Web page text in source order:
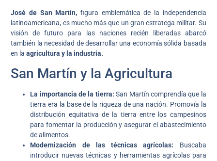
José de San Martín, figura emblemática de la independencia
latinoamericana, es mucho más que un gran estratega militar. Su
visión de futuro para las naciones recién liberadas abarcó
también la necesidad de desarrollar una economía sólida basada
en laagricultura y la industria.
San Martín y la Agricultura
La importancia de la tierra: San Martín comprendía que la
tierra era la base de la riqueza de una nación. Promovía la
distribución equitativa de la tierra entre los campesinos
para fomentar la producción y asegurar el abastecimiento
de alimentos.
Modernización de las técnicas agrícolas: Buscaba
introducir nuevas técnicas y herramientas agrícolas para